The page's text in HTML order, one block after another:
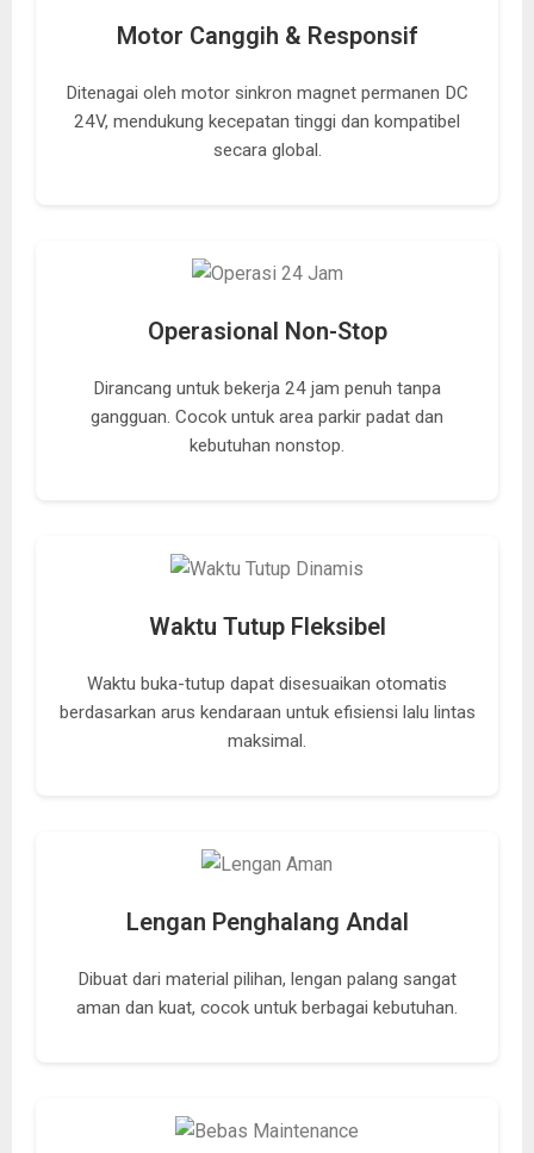
Motor Canggih & Responsif
Ditenagai oleh motor sinkron magnet permanen DC
24V, mendukung kecepatan tinggi dan kompatibel
secara global.
Operasional Non-Stop
Dirancang untuk bekerja 24 jam penuh tanpa
gangguan. Cocok untuk area parkir padat dan
kebutuhan nonstop.
Waktu Tutup Fleksibel
Waktu buka-tutup dapat disesuaikan otomatis
berdasarkan arus kendaraan untuk efisiensi lalu lintas
maksimal.
Lengan Penghalang Andal
Dibuat dari material pilihan, lengan palang sangat
aman dan kuat, cocok untuk berbagai kebutuhan.